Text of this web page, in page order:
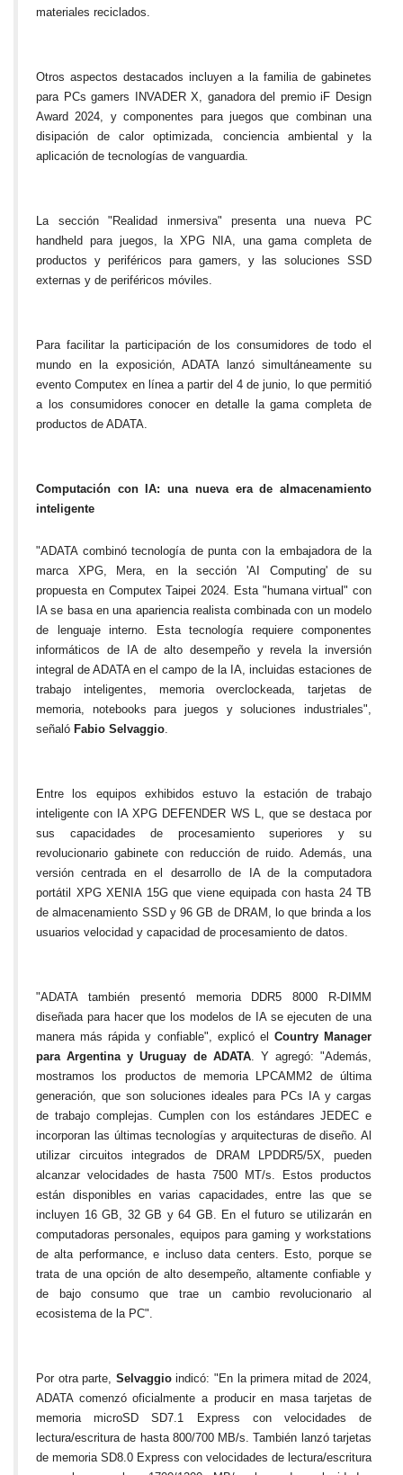
materiales reciclados.
Otros aspectos destacados incluyen a la familia de gabinetes
para PCs gamers INVADER X, ganadora del premio iF Design
Award 2024, y componentes para juegos que combinan una
disipación de calor optimizada, conciencia ambiental y la
aplicación de tecnologías de vanguardia.
La sección "Realidad inmersiva" presenta una nueva PC
handheld para juegos, la XPG NIA, una gama completa de
productos y periféricos para gamers, y las soluciones SSD
externas y de periféricos móviles.
Para facilitar la participación de los consumidores de todo el
mundo en la exposición, ADATA lanzó simultáneamente su
evento Computex en línea a partir del 4 de junio, lo que permitió
a los consumidores conocer en detalle la gama completa de
productos de ADATA.
Computación con IA: una nueva era de almacenamiento
inteligente
"ADATA combinó tecnología de punta con la embajadora de la
marca XPG, Mera, en la sección 'AI Computing' de su
propuesta en Computex Taipei 2024. Esta "humana virtual" con
IA se basa en una apariencia realista combinada con un modelo
de lenguaje interno. Esta tecnología requiere componentes
informáticos de IA de alto desempeño y revela la inversión
integral de ADATA en el campo de la IA, incluidas estaciones de
trabajo inteligentes, memoria overclockeada, tarjetas de
memoria, notebooks para juegos y soluciones industriales",
señaló Fabio Selvaggio.
Entre los equipos exhibidos estuvo la estación de trabajo
inteligente con IA XPG DEFENDER WS L, que se destaca por
sus capacidades de procesamiento superiores y su
revolucionario gabinete con reducción de ruido. Además, una
versión centrada en el desarrollo de IA de la computadora
portátil XPG XENIA 15G que viene equipada con hasta 24 TB
de almacenamiento SSD y 96 GB de DRAM, lo que brinda a los
usuarios velocidad y capacidad de procesamiento de datos.
"ADATA también presentó memoria DDR5 8000 R-DIMM
diseñada para hacer que los modelos de IA se ejecuten de una
manera más rápida y confiable", explicó el Country Manager
para Argentina y Uruguay de ADATA. Y agregó: "Además,
mostramos los productos de memoria LPCAMM2 de última
generación, que son soluciones ideales para PCs IA y cargas
de trabajo complejas. Cumplen con los estándares JEDEC e
incorporan las últimas tecnologías y arquitecturas de diseño. Al
utilizar circuitos integrados de DRAM LPDDR5/5X, pueden
alcanzar velocidades de hasta 7500 MT/s. Estos productos
están disponibles en varias capacidades, entre las que se
incluyen 16 GB, 32 GB y 64 GB. En el futuro se utilizarán en
computadoras personales, equipos para gaming y workstations
de alta performance, e incluso data centers. Esto, porque se
trata de una opción de alto desempeño, altamente confiable y
de bajo consumo que trae un cambio revolucionario al
ecosistema de la PC".
Por otra parte, Selvaggioindicó: "En la primera mitad de 2024,
ADATA comenzó oficialmente a producir en masa tarjetas de
memoria microSD SD7.1 Express con velocidades de
lectura/escritura de hasta 800/700 MB/s. También lanzó tarjetas
de memoria SD8.0 Express con velocidades de lectura/escritura